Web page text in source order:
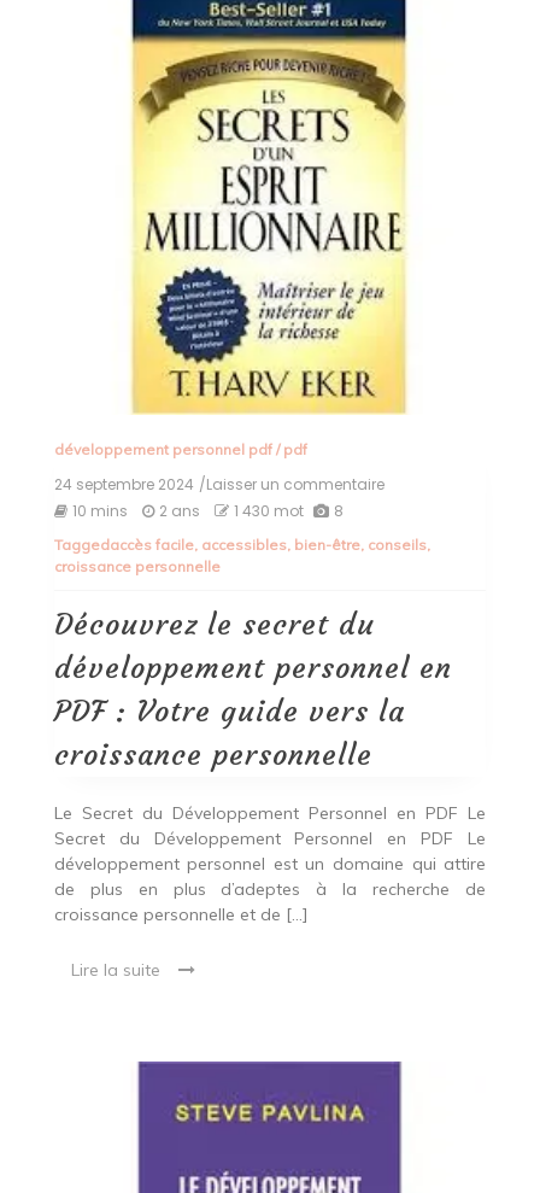
développement personnel pdf/ pdf
24 septembre 2024 /Laisser un commentaireon
secret
PDF
:
Votre
guide
personnelle
10 mins 2 ans 1 430 mot 8
Taggedaccès facile, accessibles, bien-être, conseils,
croissance personnelle
Découvrez le secret du
développement personnel en
PDF : Votre guide vers la
croissance personnelle
Le Secret du Développement Personnel en PDF Le
Secret du Développement Personnel en PDF Le
développement personnel est un domaine qui attire
de plus en plus d’adeptes à la recherche de
croissance personnelle et de […]
Lire la suite